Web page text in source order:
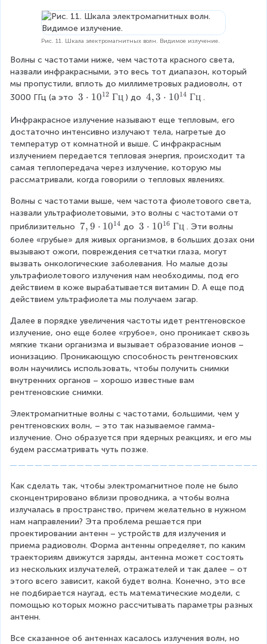
}
\
t
x
t
{
Г
}
t
e
x
t
Г
ц
}
^
1
}
\
t
e
t
{
Г
ц
}
Рис. 11. Шкала электромагнитных волн. Видимое излучение.
Волны с частотами ниже, чем частота красного света,
назвали инфракрасными, это весь тот диапазон, который
мы пропустили, вплоть до миллиметровых радиоволн, от
3000 ГГц (а это 3
c
d
o
t
1
0
{
1
2
}
\
t
e
x
t
Г
ц
}
3 ⋅ 1012 Гц ) до 4
3
\
c
d
o
t
0
^
{
1
4
}
\
t
e
t
{
Г
ц
}
4,3 ⋅ 1014 Гц .
Инфракрасное излучение называют еще тепловым, его
достаточно интенсивно излучают тела, нагретые до
температур от комнатной и выше. С инфракрасным
излучением передается тепловая энергия, происходит та
самая теплопередача через излучение, которую мы
рассматривали, когда говорили о тепловых явлениях.
Волны с частотами выше, чем частота фиолетового света,
назвали ультрафиолетовыми, это волны с частотами от
приблизительно 7
,
9
\
c
d
o
1
0
^
{
1
4
}
7, 9 ⋅ 1014 до 3
\
c
d
o
t
1
^
{
1
6
}
\
x
t
{
Г
ц
3 ⋅ 1016 Гц . Эти волны
более «грубые» для живых организмов, в больших дозах они
вызывают ожоги, повреждения сетчатки глаза, могут
вызвать онкологические заболевания. Но малые дозы
ультрафиолетового излучения нам необходимы, под его
действием в коже вырабатывается витамин D. А еще под
действием ультрафиолета мы получаем загар.
Далее в порядке увеличения частоты идет рентгеновское
излучение, оно еще более «грубое», оно проникает сквозь
мягкие ткани организма и вызывает образование ионов –
ионизацию. Проникающую способность рентгеновских
волн научились использовать, чтобы получить снимки
внутренних органов – хорошо известные вам
рентгеновские снимки.
Электромагнитные волны с частотами, большими, чем у
рентгеновских волн, – это так называемое гамма-
излучение. Оно образуется при ядерных реакциях, и его мы
будем рассматривать чуть позже.
Как сделать так, чтобы электромагнитное поле не было
сконцентрировано вблизи проводника, а чтобы волна
излучалась в пространство, причем желательно в нужном
нам направлении? Эта проблема решается при
проектировании антенн – устройств для излучения и
приема радиоволн. Форма антенны определяет, по каким
траекториям движутся заряды, антенна может состоять
из нескольких излучателей, отражателей и так далее – от
этого всего зависит, какой будет волна. Конечно, это все
не подбирается наугад, есть математические модели, с
помощью которых можно рассчитывать параметры разных
антенн.
Все сказанное об антеннах касалось излучения волн, но